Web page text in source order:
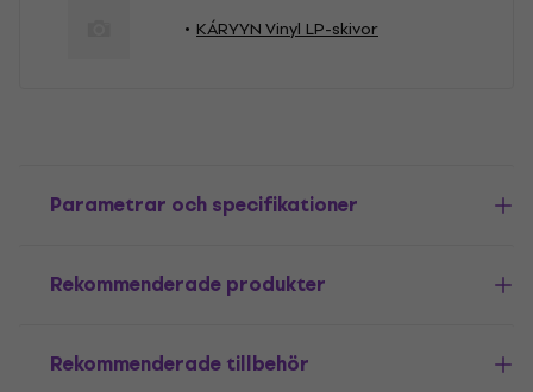
KÁRYYN Vinyl LP-skivor
Parametrar och specifikationer
Rekommenderade produkter
Rekommenderade tillbehör